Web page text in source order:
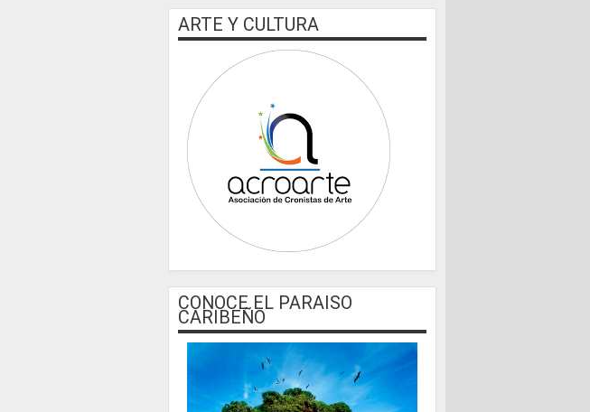
ARTE Y CULTURA
CONOCE EL PARAISO
CARIBEÑO